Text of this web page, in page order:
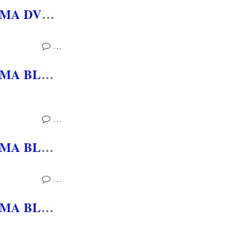
[REVUE CINEMA DVD] COUTURES
…
[REVUE CINEMA BLU-RAY] SHELTER
…
[REVUE CINEMA BLU-RAY 4K] THE DESCENT
…
[REVUE CINEMA BLU-RAY 4K] SINNERS